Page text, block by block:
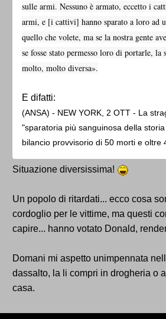
sulle armi. Nessuno è armato, eccetto i
armi, e [i cattivi] hanno sparato a loro ad
quello che volete, ma se la nostra gente
se fosse stato permesso loro di portarle, la
molto, molto diversa».
E difatti:
(ANSA) - NEW YORK, 2 OTT - La
"sparatoria più sanguinosa della
bilancio provvisorio di 50 morti e oltre
Situazione diversissima!
Un popolo di ritardati... ecco cosa
cordoglio per le vittime, ma questi
capire... hanno votato Donald,
Domani mi aspetto unimpennata
dassalto, la li compri in drogheria o
casa.